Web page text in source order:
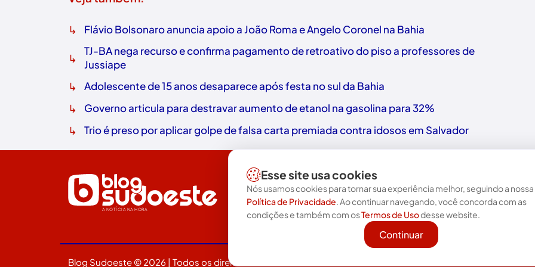
↳ Flávio Bolsonaro anuncia apoio a João Roma e Angelo Coronel na Bahia
↳
TJ-BA nega recurso e confirma pagamento de retroativo do piso a professores de
Jussiape
↳ Adolescente de 15 anos desaparece após festa no sul da Bahia
↳ Governo articula para destravar aumento de etanol na gasolina para 32%
↳ Trio é preso por aplicar golpe de falsa carta premiada contra idosos em Salvador
A NOTÍCIA NA HORA Nos acompanhe nas redes!
Esse site usa cookies
Nós usamos cookies para tornar sua experiência melhor, seguindo a nossa
Política de Privacidade. Ao continuar navegando, você concorda com as
condições e também com osTermos de Usodesse website.
Continuar